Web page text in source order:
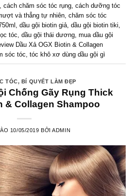
, cách chăm sóc tóc rụng, cách dưỡng tóc
và thẳng tự nhiên, chăm sóc tóc
, dầu gội biotin giả, dầu gội biotin tiki,
tóc, dầu gội thái dương, mua dầu gội
Dầu Xả OGX Biotin & Collagen
sóc tóc, tóc khô xơ dùng dầu gội gì
TÓC, BÍ QUYẾT LÀM ĐẸP
Chống Gãy Rụng Thick
& Collagen Shampoo
10/05/2019 BỞIADMIN